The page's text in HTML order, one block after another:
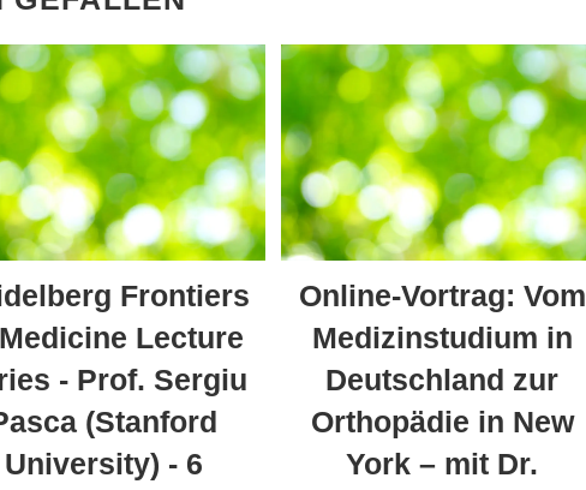
Frontiers
Lecture
- Prof. Sergiu
(Stanford
University) - 6
Online-Vortrag: Vom
Medizinstudium in
Deutschland zur
Orthopädie in New
York – mit Dr.